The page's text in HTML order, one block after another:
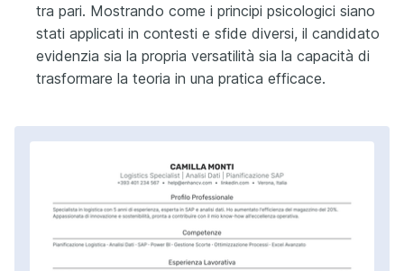
tra pari. Mostrando come i principi psicologici siano
stati applicati in contesti e sfide diversi, il candidato
evidenzia sia la propria versatilità sia la capacità di
trasformare la teoria in una pratica efficace.